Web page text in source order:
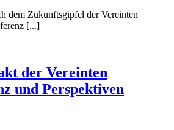
dem Zukunftsgipfel der Vereinten
[...]
der Vereinten
und Perspektiven